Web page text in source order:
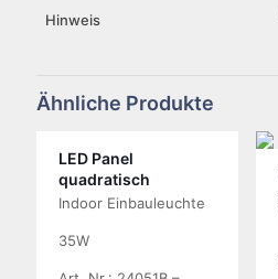
Hinweis
Ähnliche Produkte
LED Panel
quadratisch
Indoor Einbauleuchte
35W